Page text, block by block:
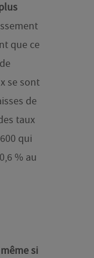
que ce
se sont
de
taux
qui
% au
si